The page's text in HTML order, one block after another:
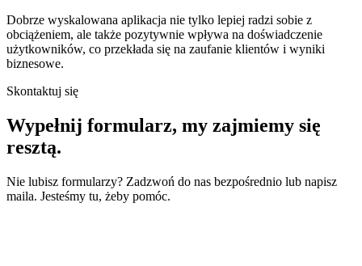
Dobrze wyskalowana aplikacja nie tylko lepiej radzi sobie z
obciążeniem, ale także pozytywnie wpływa na doświadczenie
użytkowników, co przekłada się na zaufanie klientów i wyniki
biznesowe.
Skontaktuj się
Wypełnij formularz, my zajmiemy się
resztą.
Nie lubisz formularzy? Zadzwoń do nas bezpośrednio lub napisz
maila. Jesteśmy tu, żeby pomóc.